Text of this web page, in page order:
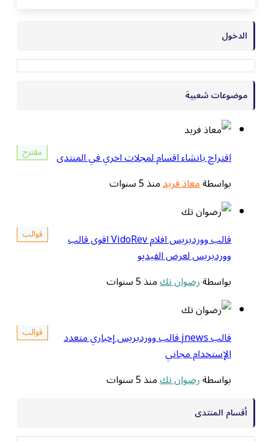
الدخول
موضوعات شعبية
مقترح
اقتراح بانشاء اقسام لمجلات اخري في المنتدى
بواسطةمعاذ فريدمنذ 5 سنوات
قوالب قالب ووردبريس افلام VidoRev اقوى قالب
ووردبريس لعرض الفيديو
بواسطةرضوان تكمنذ 5 سنوات
قوالب قالب jnews قالب ووردبريس إخباري متعدد
الإستخدام مجاني
بواسطةرضوان تكمنذ 5 سنوات
أقسام المنتدى